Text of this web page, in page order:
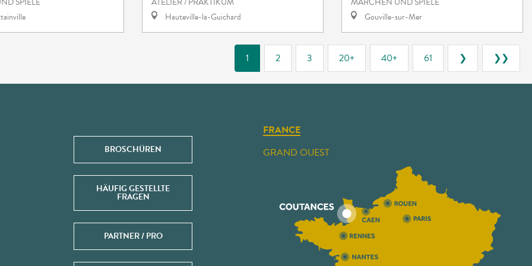
Hauteville-la-Guichard
Gouville-sur-Mer
1 2 3 20+ 40+ 61 ❯ ❯❯
BROSCHÜREN
HÄUFIG GESTELLTE
FRAGEN
PARTNER / PRO
FRANCE
GRAND OUEST